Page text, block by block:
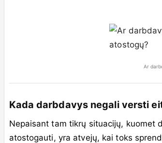
Ar
Kada darbdavys negali versti
Nepaisant tam tikrų situacijų, kuomet
atostogauti, yra atvejų, kai toks